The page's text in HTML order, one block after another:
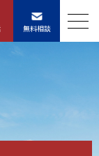
無料相談